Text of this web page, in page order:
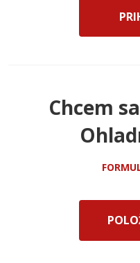
Chcem